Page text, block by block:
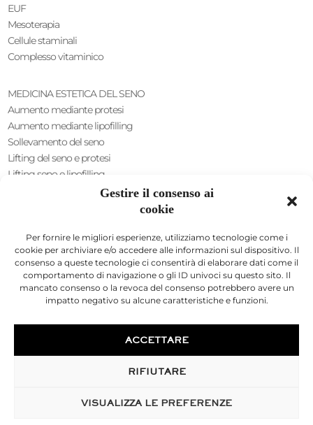
Gestire il consenso ai
cookie
Per fornire le migliori esperienze, utilizziamo tecnologie come i
cookie per archiviare e/o accedere alle informazioni sul dispositivo. Il
consenso a queste tecnologie ci consentirà di elaborare dati come il
comportamento di navigazione o gli ID univoci su questo sito. Il
mancato consenso o la revoca del consenso potrebbero avere un
impatto negativo su alcune caratteristiche e funzioni.
ACCETTARE
RIFIUTARE
VISUALIZZA LE PREFERENZE
EUF
Mesoterapia
Cellule staminali
Complesso vitaminico
MEDICINA ESTETICA DEL SENO
Aumento mediante protesi
Aumento mediante lipofilling
Sollevamento del seno
Lifting del seno e protesi
Lifting seno e lipofilling
Riduzione del capezzolo
CHIRURGIA INTIMA
genere maschile
Allungamento del pene
Ispessimento del pene
Sollevamento dello scroto
CHIRURGIA DELLA SILUETTA